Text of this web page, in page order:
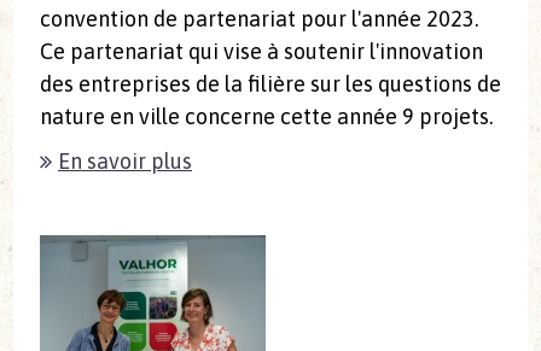
convention de partenariat pour l'année 2023.
Ce partenariat qui vise à soutenir l'innovation
des entreprises de la filière sur les questions de
nature en ville concerne cette année 9 projets.
En savoir plus